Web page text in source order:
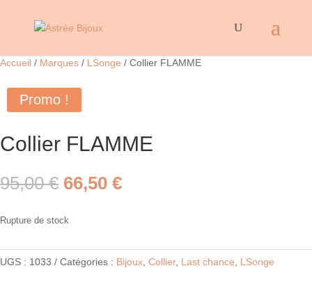
Accueil / Marques / LSonge / Collier FLAMME
Promo !
Collier FLAMME
95,00€ Le
prix
initial
était :
95,00 €.
66,50 €Le
66,50 €.
Rupture de stock
UGS : 1033 Catégories : Bijoux Collier, Last chance LSonge